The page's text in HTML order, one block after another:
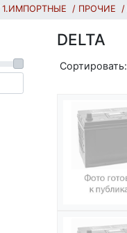
1.ИМПОРТНЫЕ ПРОЧИЕ
DELTA
Сортировать: